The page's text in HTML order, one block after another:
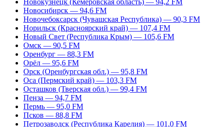
Новокузнецк (Кемеровская область) — 94,2 FM
Новосибирск — 94,6 FM
Новочебоксарск (Чувашская Республика) — 90,3 FM
Норильск (Красноярский край) — 107,4 FM
Новый Свет (Республика Крым) — 105,6 FM
Омск — 90,5 FM
Оренбург — 88,3 FM
Орёл — 95,6 FM
Орск (Оренбургская обл.) — 95,8 FM
Оса (Пермский край) — 103,3 FM
Осташков (Тверская обл.) — 99,4 FM
Пенза — 94,7 FM
Пермь — 95,0 FM
Псков — 88,8 FM
Петрозаводск (Республика Карелия) — 101,0 FM